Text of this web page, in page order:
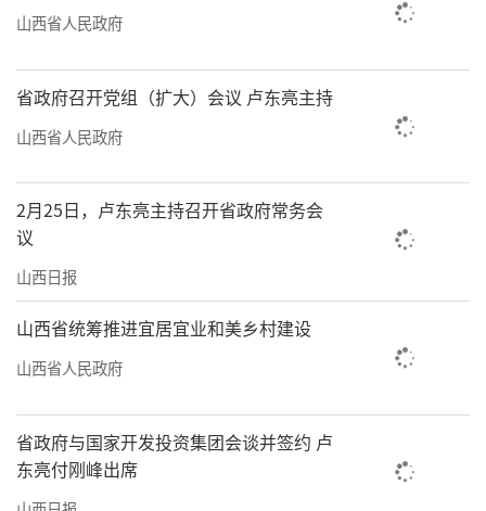
山西省人民政府
省政府召开党组（扩大）会议 卢东亮主持
山西省人民政府
2月25日，卢东亮主持召开省政府常务会
议
山西日报
山西省统筹推进宜居宜业和美乡村建设
山西省人民政府
省政府与国家开发投资集团会谈并签约 卢
东亮付刚峰出席